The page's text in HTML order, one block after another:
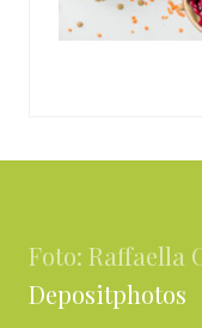
Foto: Raffaella
Depositphotos